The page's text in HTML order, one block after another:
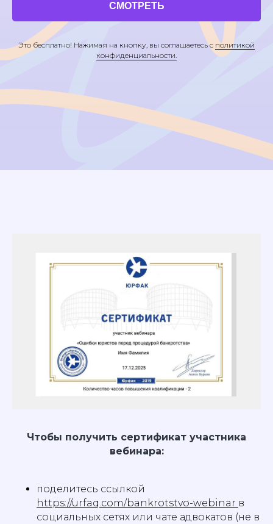
СМОТРЕТЬ
Это бесплатно! Нажимая на кнопку, вы соглашаетесь с политикой
конфиденциальности.
Чтобы получить сертификат участника
вебинара:
поделитесь ссылкой
https://urfaq.com/bankrotstvo-webinar в
социальных сетях или чате адвокатов (не в